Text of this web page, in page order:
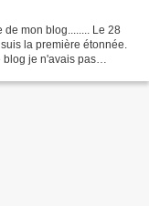
mon blog........ Le 28
la première étonnée.
blog je n'avais pas